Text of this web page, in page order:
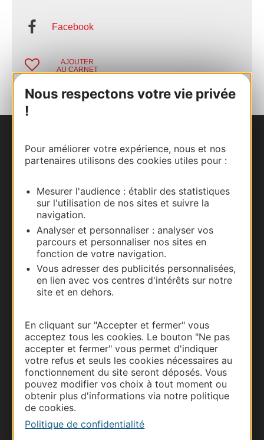
Nous respectons votre vie privée
!
Pour améliorer votre expérience, nous et nos
partenaires utilisons des cookies utiles pour :
Mesurer l'audience : établir des statistiques
sur l'utilisation de nos sites et suivre la
navigation.
Analyser et personnaliser : analyser vos
parcours et personnaliser nos sites en
fonction de votre navigation.
Vous adresser des publicités personnalisées,
en lien avec vos centres d'intérêts sur notre
site et en dehors.
En cliquant sur "Accepter et fermer" vous
acceptez tous les cookies. Le bouton "Ne pas
accepter et fermer" vous permet d'indiquer
votre refus et seuls les cookies nécessaires au
fonctionnement du site seront déposés. Vous
pouvez modifier vos choix à tout moment ou
obtenir plus d'informations via notre politique
de cookies.
Politique de confidentialité
Facebook
AJOUTER
AU CARNET
Nous contacter
Documentation
Thermalisme
Business/Mice
Pros d'Occitanie
Site presse et d'influence
Voyagistes
Destination Sport